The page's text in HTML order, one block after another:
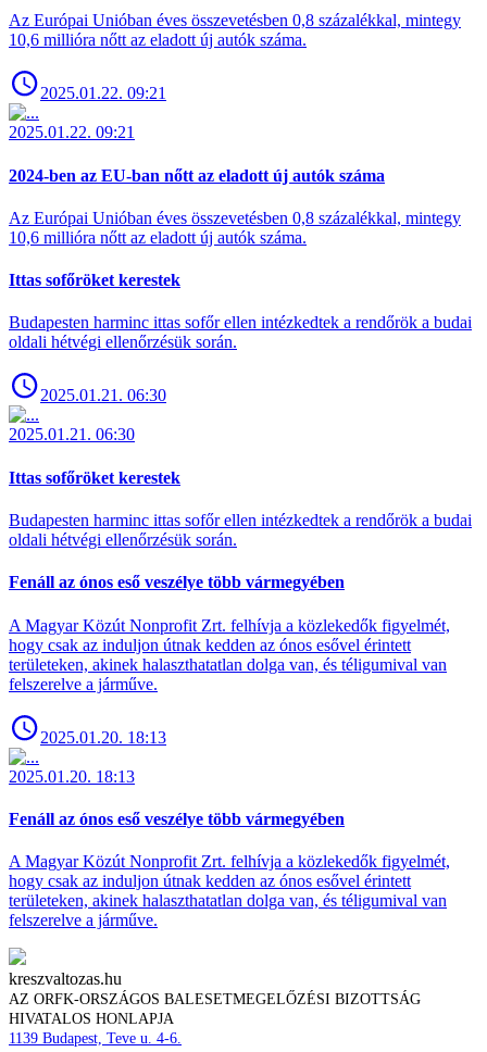
Az Európai Unióban éves összevetésben 0,8 százalékkal, mintegy
10,6 millióra nőtt az eladott új autók száma.
2025.01.22. 09:21
2025.01.22. 09:21
2024-ben az EU-ban nőtt az eladott új autók száma
Az Európai Unióban éves összevetésben 0,8 százalékkal, mintegy
10,6 millióra nőtt az eladott új autók száma.
Ittas sofőröket kerestek
Budapesten harminc ittas sofőr ellen intézkedtek a rendőrök a budai
oldali hétvégi ellenőrzésük során.
2025.01.21. 06:30
2025.01.21. 06:30
Ittas sofőröket kerestek
Budapesten harminc ittas sofőr ellen intézkedtek a rendőrök a budai
oldali hétvégi ellenőrzésük során.
Fenáll az ónos eső veszélye több vármegyében
A Magyar Közút Nonprofit Zrt. felhívja a közlekedők figyelmét,
hogy csak az induljon útnak kedden az ónos esővel érintett
területeken, akinek halaszthatatlan dolga van, és téligumival van
felszerelve a járműve.
2025.01.20. 18:13
2025.01.20. 18:13
Fenáll az ónos eső veszélye több vármegyében
A Magyar Közút Nonprofit Zrt. felhívja a közlekedők figyelmét,
hogy csak az induljon útnak kedden az ónos esővel érintett
területeken, akinek halaszthatatlan dolga van, és téligumival van
felszerelve a járműve.
kreszvaltozas.hu
AZ ORFK-ORSZÁGOS BALESETMEGELŐZÉSI BIZOTTSÁG
HIVATALOS HONLAPJA
1139 Budapest, Teve u. 4-6.